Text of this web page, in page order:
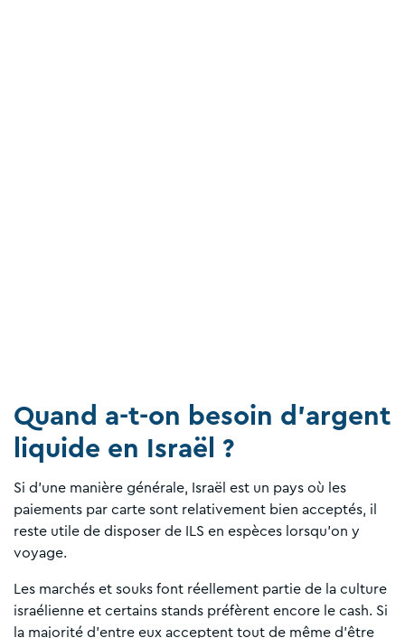
Quand a-t-on besoin d'argent
liquide en Israël ?
Si d'une manière générale, Israël est un pays où les
paiements par carte sont relativement bien acceptés, il
reste utile de disposer de ILS en espèces lorsqu'on y
voyage.
Les marchés et souks font réellement partie de la culture
israélienne et certains stands préfèrent encore le cash. Si
la majorité d'entre eux acceptent tout de même d'être